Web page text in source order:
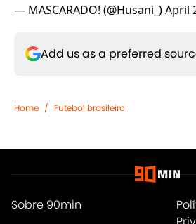
— MASCARADO! (@Husani_)April
Add us as a preferred
Home / Futebol brasileiro
Sobre 90min